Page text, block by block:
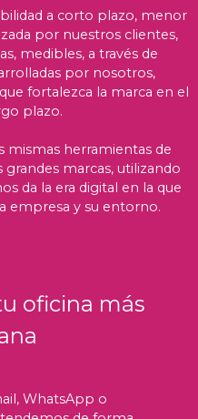
a corto plazo, menor
por nuestros clientes,
medibles, a través de
por nosotros,
fortalezca la marca en el
plazo.
mismas herramientas de
marcas, utilizando
da la era digital en la que
empresa y su entorno.
oficina más
WhatsApp o